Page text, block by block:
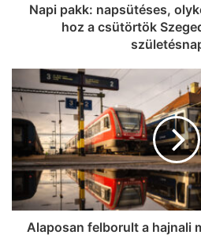
Napi pakk: napsütéses,
hoz a csütörtök
Alaposan felborult a hajnali